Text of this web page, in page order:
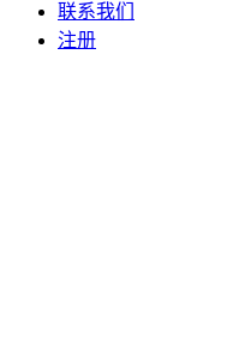
联系我们
注册